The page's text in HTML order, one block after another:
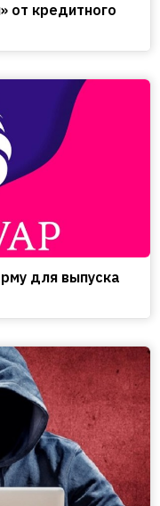
от кредитного
для выпуска